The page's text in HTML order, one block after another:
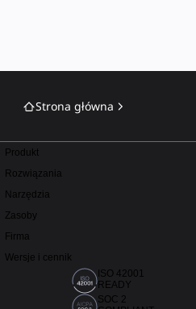
Strona główna
Produkt
Rozwiązania
Narzędzia
Zasoby
Firma
Wersje i cennik
ISO 42001
READY
SOC 2